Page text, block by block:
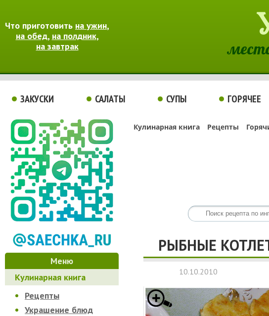
Что приготовить на ужин,
на обед, на полдник,
на завтрак
ЗАКУСКИ САЛАТЫ СУПЫ ГОРЯЧЕЕ
Меню
Кулинарная книга
Рецепты
Украшение блюд
Кулинарная книга Рецепты
РЫБНЫЕ
10.10.2010